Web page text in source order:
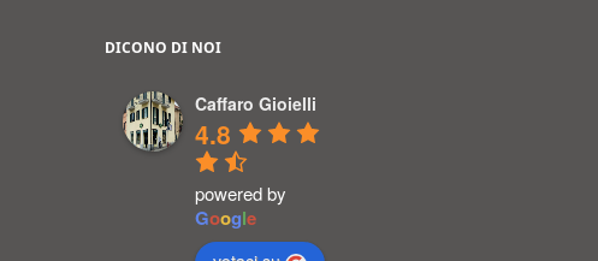
DICONO DI NOI
Caffaro Gioielli
4.8
powered by
Google